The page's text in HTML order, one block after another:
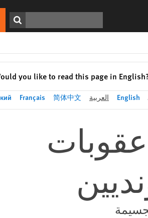
you like to read this page in إغلاق
Print
English العربية 简体中文
Français